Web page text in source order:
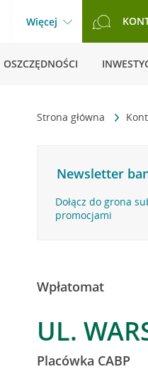
Więcej
OSZCZĘDNOŚCI
Strona główna
Newsletter
Dołącz do grona
promocjami
Wpłatomat
UL.
Placówka CABP